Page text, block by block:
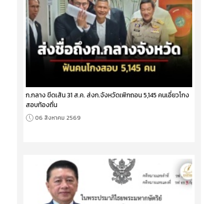
ก.กลาง ขีดเส้น 31 ส.ค. ส่งก.จังหวัดเพิกถอน 5,145 คนเอี่ยวโกง
สอบท้องถิ่น
06 สิงหาคม 2569